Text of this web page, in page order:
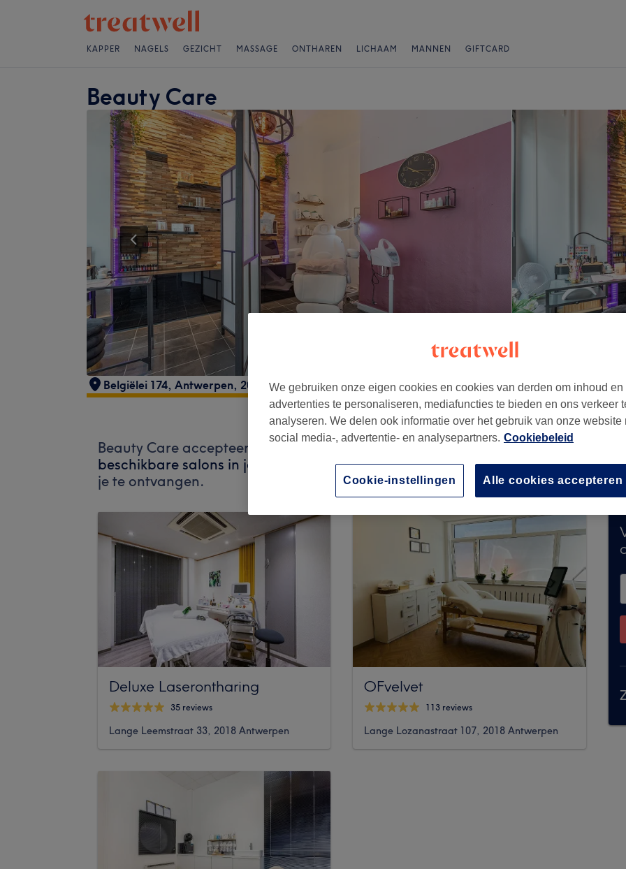
KAPPER NAGELS GEZICHT MASSAGE ONTHAREN LICHAAM MANNEN GIFTCARD
Beauty Care
Belgiëlei 174, Antwerpen, 2018
Beauty Care accepteert momenteel geen boekingen via Treatwell. Gebruik de
beschikbare salons in jouw buurt te ontdekken. Je vindt er tal van
je te ontvangen.
Deluxe Laserontharing
35 reviews
Lange Leemstraat 33, 2018 Antwerpen
OFvelvet
113 reviews
Lange Lozanastraat 107, 2018 Antwerpen
We gebruiken onze eigen cookies en cookies van derden om inhoud en
advertenties te personaliseren, mediafuncties te bieden en ons verkeer
analyseren. We delen ook informatie over het gebruik van onze website
social media-, advertentie- en analysepartners. Cookiebeleid
Alle cookies accepteren
Cookie-instellingen